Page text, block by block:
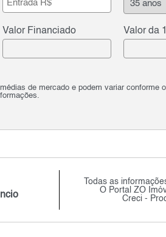
Valor Financiado Valor da
de mercado e podem variar conforme
Todas as
O Portal ZO
Creci -